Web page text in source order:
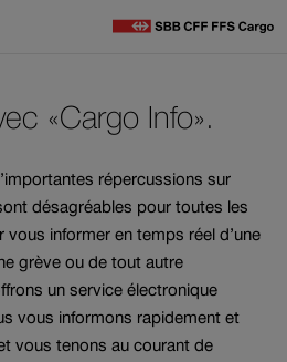
«Cargo Info».
répercussions sur
désagréables pour toutes les
informer en temps réel d’une
grève ou de tout autre
un service électronique
vous informons rapidement et
vous tenons au courant de